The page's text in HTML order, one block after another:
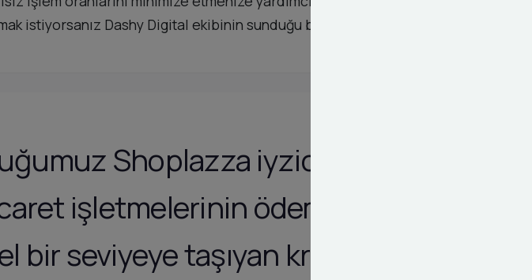
istiyorsanız Dashy Digital ekibinin sunduğu bu profesyonel entegrasyon
Shoplazza iyzico
işletmelerinin ödeme
seviyeye taşıyan kritik